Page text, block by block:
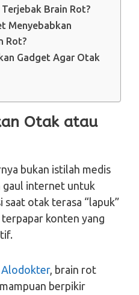
Brain Rot?
Menyebabkan
Rot?
Gadget Agar Otak
Otak atau
bukan istilah medis
gaul internet untuk
saat otak terasa “lapuk”
konten yang
Alodokter, brain rot
berpikir